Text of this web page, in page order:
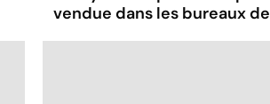
vendue dans les bureaux